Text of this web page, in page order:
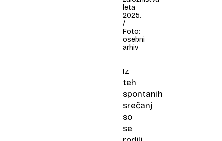
leta
2025.
/
Foto:
osebni
arhiv
Iz
teh
spontanih
srečanj
so
se